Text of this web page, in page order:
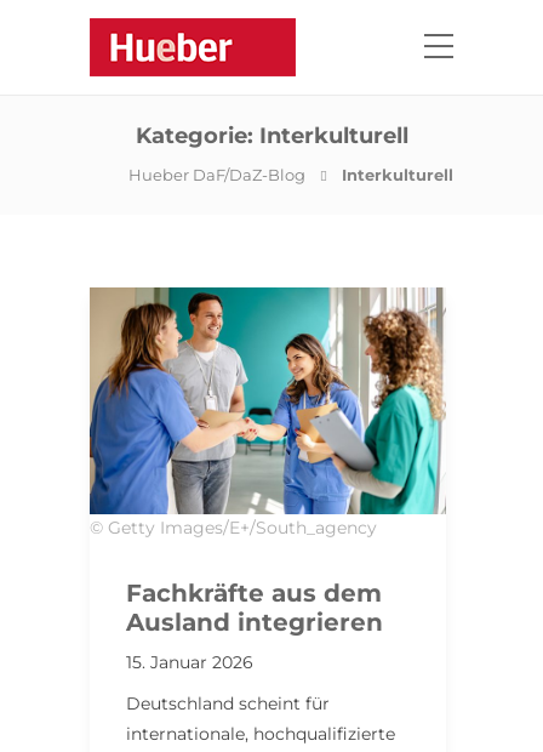
Kategorie: Interkulturell
Hueber DaF/DaZ-Blog Interkulturell
© Getty Images/E+/South_agency
Fachkräfte aus dem
Ausland integrieren
15. Januar 2026
Deutschland scheint für
internationale, hochqualifizierte